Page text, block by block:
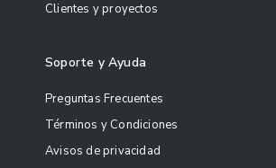
Clientes y proyectos
Soporte y Ayuda
Preguntas Frecuentes
Términos y Condiciones
Avisos de privacidad